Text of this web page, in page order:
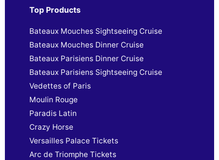
Top Products
Bateaux Mouches Sightseeing Cruise
Bateaux Mouches Dinner Cruise
Bateaux Parisiens Dinner Cruise
Bateaux Parisiens Sightseeing Cruise
Vedettes of Paris
Moulin Rouge
Paradis Latin
Crazy Horse
Versailles Palace Tickets
Arc de Triomphe Tickets